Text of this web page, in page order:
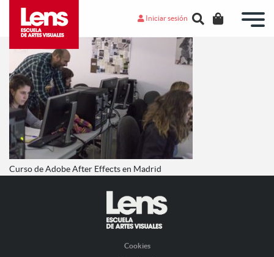
Iniciar sesión
Curso de Adobe After Effects en Madrid
Cookies